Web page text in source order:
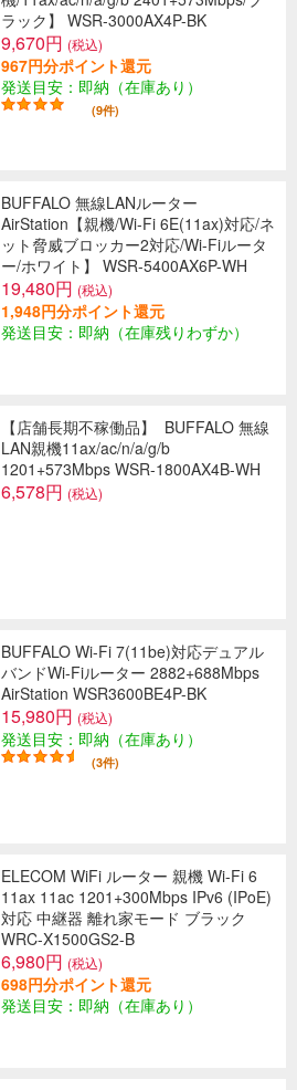
ラック】 WSR-3000AX4P-BK
9,670円 (税込)
967円分ポイント還元
発送目安：即納（在庫あり）
(9件)
BUFFALO 無線LANルーター
AirStation【親機/Wi-Fi 6E(11ax)対応/ネ
ット脅威ブロッカー2対応/Wi-Fiルータ
ー/ホワイト】 WSR-5400AX6P-WH
19,480円 (税込)
1,948円分ポイント還元
発送目安：即納（在庫残りわずか）
【店舗長期不稼働品】
BUFFALO 無線
LAN親機11ax/ac/n/a/g/b
1201+573Mbps WSR-1800AX4B-WH
6,578円 (税込)
BUFFALO Wi-Fi 7(11be)対応デュアル
バンドWi-Fiルーター 2882+688Mbps
AirStation WSR3600BE4P-BK
15,980円 (税込)
発送目安：即納（在庫あり）
(3件)
ELECOM WiFi ルーター 親機 Wi-Fi 6
11ax 11ac 1201+300Mbps IPv6 (IPoE)
対応 中継器 離れ家モード ブラック
WRC-X1500GS2-B
6,980円 (税込)
698円分ポイント還元
発送目安：即納（在庫あり）